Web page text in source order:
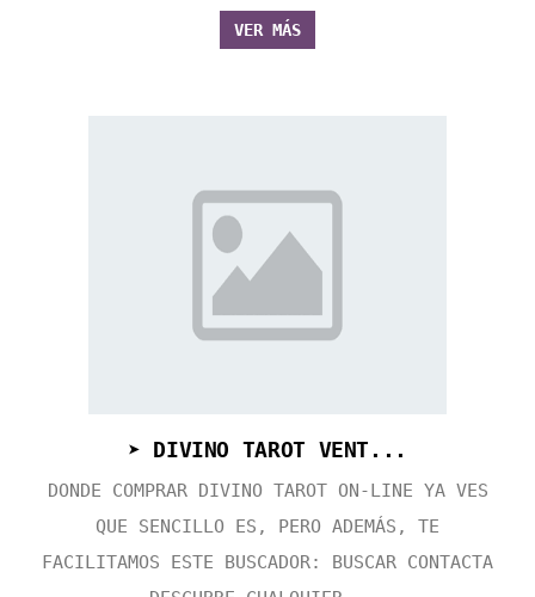
VER MÁS
➤ DIVINO TAROT VENT...
DONDE COMPRAR DIVINO TAROT ON-LINE YA VES
QUE SENCILLO ES, PERO ADEMÁS, TE
FACILITAMOS ESTE BUSCADOR: BUSCAR CONTACTA